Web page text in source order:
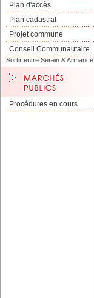
Plan d'accès
Plan cadastral
Projet commune
Conseil Communautaire
Sortir entre Serein & Armance
Procédures en cours